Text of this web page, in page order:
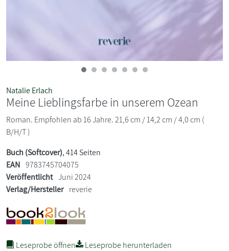
Natalie Erlach
Meine Lieblingsfarbe in unserem Ozean
Roman. Empfohlen ab 16 Jahre. 21,6 cm / 14,2 cm / 4,0 cm (
B/H/T )
Buch (Softcover), 414 Seiten
EAN 9783745704075
Veröffentlicht Juni 2024
Verlag/Hersteller reverie
Leseprobe öffnen
Leseprobe herunterladen